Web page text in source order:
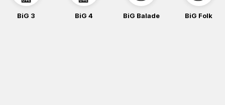
BiG 3 BiG 4 BiG Balade BiG Folk